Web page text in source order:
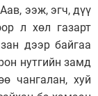
ээж, эгч, дүү
л хөл газарт
дээр байгаа
нутгийн замд
чангалан, хуй